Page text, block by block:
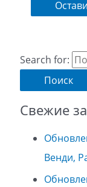
Search for:
Свежие
Венди,